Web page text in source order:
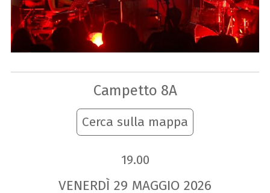
Campetto 8A
Cerca sulla mappa
19.00
VENERDÌ 29 MAGGIO 2026